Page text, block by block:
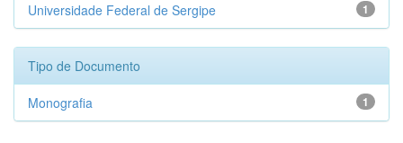
1
Universidade Federal de Sergipe
Tipo de Documento
1
Monografia